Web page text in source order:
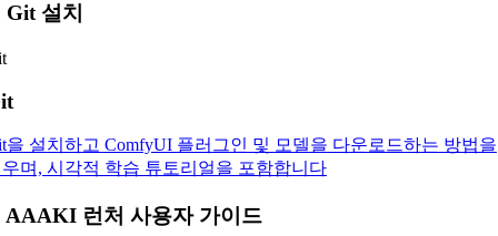
Git 설치
을 설치하고 ComfyUI 플러그인 및 모델을 다운로드하는 방법을
며, 시각적 학습 튜토리얼을 포함합니다
AAAKI 런처 사용자 가이드